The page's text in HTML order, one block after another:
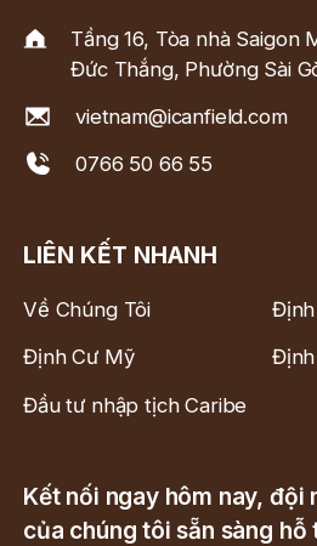
Tầng 16, Tòa nhà Saigon
Đức Thắng, Phường Sài
vietnam@icanfield.com
0766 50 66 55
LIÊN KẾT NHANH
Về Chúng Tôi
Định
Định Cư Mỹ
Định
Đầu tư nhập tịch Caribe
Kết nối ngay hôm nay, đội
của chúng tôi sẵn sàng hỗ